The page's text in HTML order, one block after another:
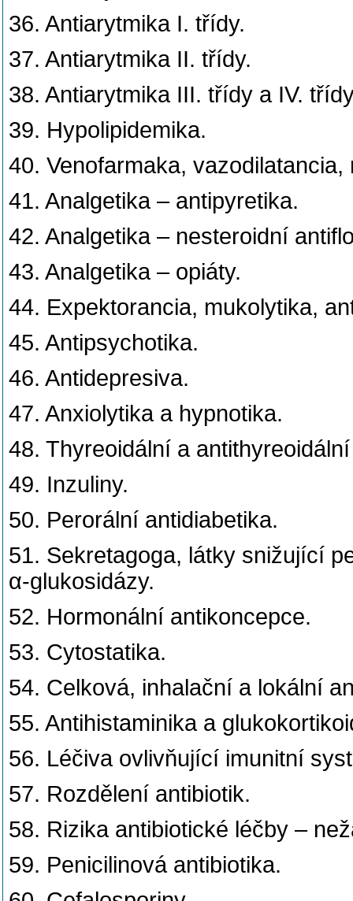
36. Antiarytmika I. třídy.
37. Antiarytmika II. třídy.
38. Antiarytmika III. třídy a IV.
39. Hypolipidemika.
40. Venofarmaka,
41. Analgetika – antipyretika.
42. Analgetika – nesteroidní
43. Analgetika – opiáty.
44. Expektorancia, mukolytika,
45. Antipsychotika.
46. Antidepresiva.
47. Anxiolytika a hypnotika.
48. Thyreoidální a
49. Inzuliny.
50. Perorální antidiabetika.
51. Sekretagoga, látky snižující
α-glukosidázy.
52. Hormonální antikoncepce.
53. Cytostatika.
54. Celková, inhalační a lokální
55. Antihistaminika a
56. Léčiva ovlivňující imunitní
57. Rozdělení antibiotik.
58. Rizika antibiotické léčby –
59. Penicilinová antibiotika.